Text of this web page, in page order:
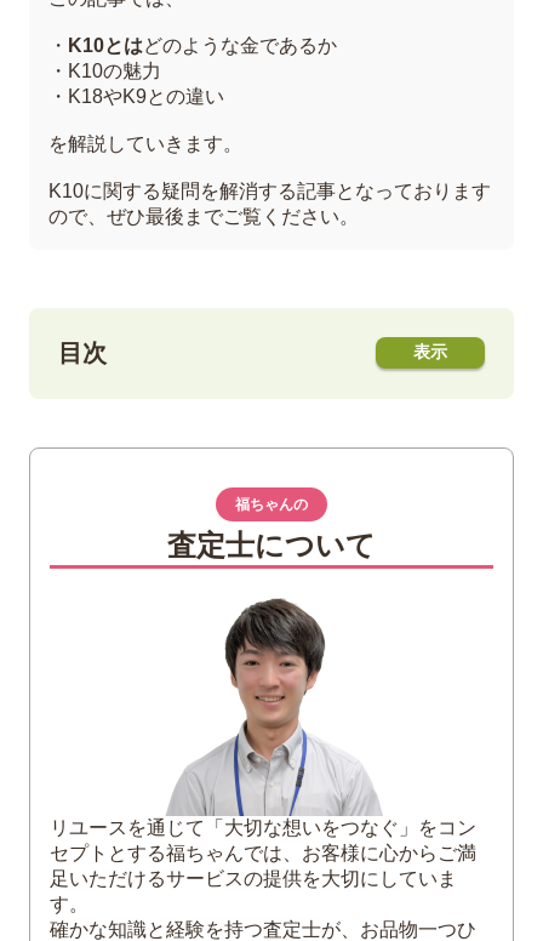
・ K10とはどのような金であるか
・K10の魅力
・K18やK9との違い
を解説していきます。
K10に関する疑問を解消する記事となっております
ので、ぜひ最後までご覧ください。
目次
「10K」との違いに注意
「K10」の魅力
豊富なカラーバリエーション
「K10（10金）買取」なら福ちゃんへ
「K18」と「K9」との違い
「K18」との違い
「K9」との違い
5
「K10」は気軽に金製品を楽しめることか
ら人気
福ちゃんの
査定士について
リユースを通じて「大切な想いをつなぐ」をコン
セプトとする福ちゃんでは、お客様に心からご満
足いただけるサービスの提供を大切にしていま
す。
確かな知識と経験を持つ査定士が、お品物一つひ